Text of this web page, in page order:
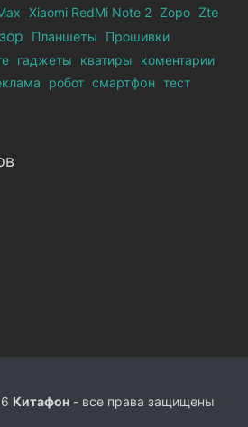
Xiaomi RedMi Note 2 Zopo Zte
Планшеты
Прошивки
гаджеты кватиры
коментарии
робот смартфон тест
Китафон - все права защищены